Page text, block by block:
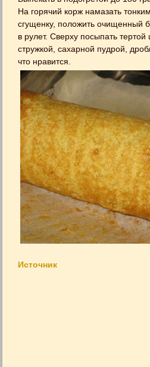
На горячий корж намазать
сгущенку, положить очищенный
в рулет. Сверху посыпать
стружкой, сахарной пудрой,
что нравится.
Источник